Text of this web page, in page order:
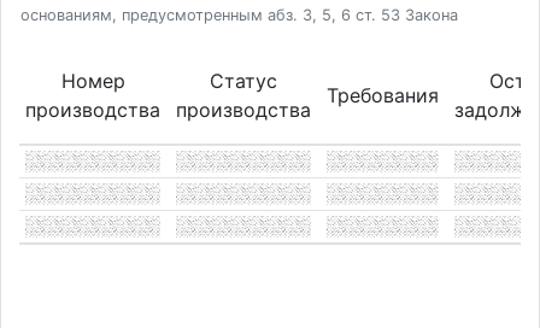
основаниям, предусмотренным абз. 3, 5, 6 ст. 53 Закона
Номер
производства
Статус
производства
Требования